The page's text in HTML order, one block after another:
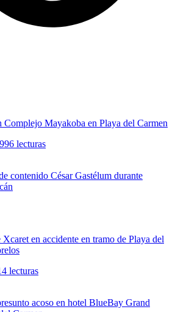
Complejo Mayakoba en Playa del Carmen
lecturas
contenido César Gastélum durante
en accidente en tramo de Playa del
lecturas
acoso en hotel BlueBay Grand